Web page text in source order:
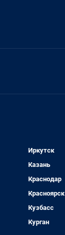
Иркутск
Казань
Краснодар
Красноярск
Кузбасс
Курган